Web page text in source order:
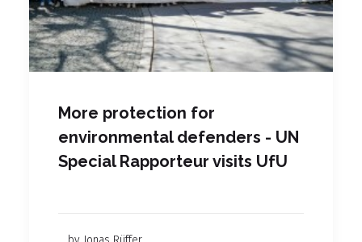
More protection for
environmental defenders - UN
Special Rapporteur visits UfU